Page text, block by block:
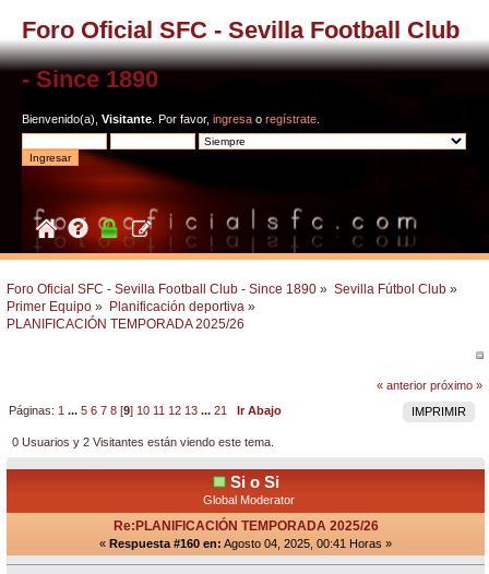
Foro Oficial SFC - Sevilla Football Club
- Since 1890
Bienvenido(a), Visitante . Por favor, ingresa o regístrate
Foro Oficial SFC - Sevilla Football Club - Since 1890 » Sevilla Fútbol Club »
Primer Equipo » Planificación deportiva »
PLANIFICACIÓN TEMPORADA 2025/26
« anterior próximo »
IMPRIMIR
Páginas: 1 ...5 6 7 8 [9] 10 11 12 13 ...21 Ir Abajo
0 Usuarios y 2 Visitantes están viendo este tema.
Si o Si
Global Moderator
Re:PLANIFICACIÓN TEMPORADA 2025/26
« Respuesta #160 en: Agosto 04, 2025, 00:41 Horas »